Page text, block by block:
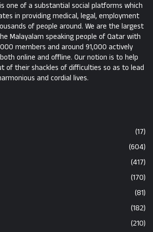
one of a substantial social platforms which
in providing medical, legal, employment
of people around. We are the largest
Malayalam speaking people of Qatar with
members and around 91,000 actively
online and offline. Our notion is to help
of their shackles of difficulties so as to lead
and cordial lives.
(17)
(604)
(417)
(170)
(81)
(182)
(210)